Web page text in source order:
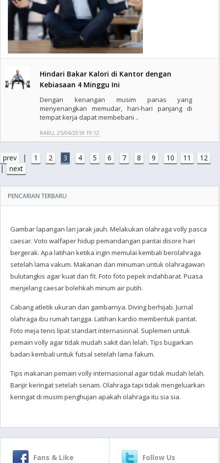
Hindari Bakar Kalori di Kantor dengan
Kebiasaan 4 Minggu Ini
Dengan kenangan musim panas yang
menyenangkan memudar, hari-hari panjang di
tempat kerja dapat membebani ..
RABU, 25/04/2018 19:12
prev | 1 2 3 4 5 6 7 8 9 10 11 12
| next
PENCARIAN TERBARU
Gambar lapangan lari jarak jauh. Melakukan olahraga volly pasca
caesar. Voto walfaper hidup pemandangan pantai disore hari
bergerak. Apa latihan ketika ingin memulai kembali berolahraga
setelah lama vakum. Makanan dan minuman untuk olahragawan
bulutangkis agar kuat dan fit. Foto foto pepek indahbarat. Puasa
menjelang caesar bolehkah minum air putih.
Cabang atletik ukuran dan gambarnya. Diving berhijab. Jurnal
olahraga ibu rumah tangga. Latihan kardio membentuk pantat.
Foto meja tenis lipat standart internasional. Suplemen untuk
pemain volly agar tidak mudah sakit dan lelah. Tips bugarkan
badan kembali untuk futsal setelah lama fakum.
Tips makanan pemain volly internasional agar tidak mudah lelah.
Banjir keringat setelah senam. Olahraga tapi tidak mengeluarkan
keringat di musim penghujan apakah olahraga itu sia sia.
Fans & Like Follow Us